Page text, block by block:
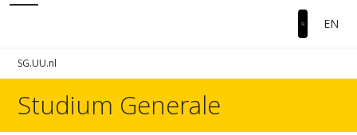
EN
SG.UU.nl
Studium Generale